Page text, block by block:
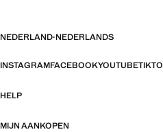
NEDERLAND·NEDERLANDS
INSTAGRAMFACEBOOKYOUTUBE
HELP
MIJN AANKOPEN